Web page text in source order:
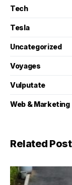
Tech
Tesla
Uncategorized
Voyages
Vulputate
Web & Marketing
Related